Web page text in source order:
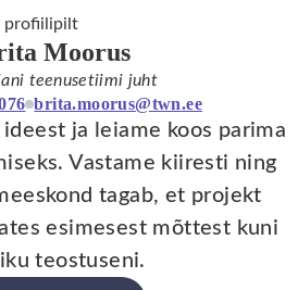
Moorus
teenusetiimi juht
brita.moorus@twn.ee
ja leiame koos parima
Vastame kiiresti ning
tagab, et projekt
esimesest mõttest kuni
teostuseni.